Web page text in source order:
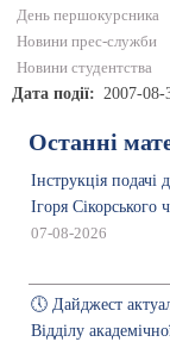
День першокурсника
Новини прес-служби
Новини студентства
Дата події 2007-08-
Останні
Інструкція
Ігоря Сікорського
07-08-2026
🕔 Дайджест
Відділу